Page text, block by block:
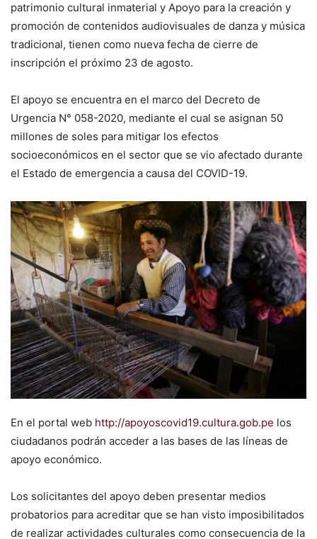
patrimonio cultural inmaterial y Apoyo para la creación y
promoción de contenidos audiovisuales de danza y música
tradicional, tienen como nueva fecha de cierre de
inscripción el próximo 23 de agosto.
El apoyo se encuentra en el marco del Decreto de
Urgencia N° 058-2020, mediante el cual se asignan 50
millones de soles para mitigar los efectos
socioeconómicos en el sector que se vio afectado durante
el Estado de emergencia a causa del COVID-19.
En el portal web http://apoyoscovid19.cultura.gob.pe los
ciudadanos podrán acceder a las bases de las líneas de
apoyo económico.
Los solicitantes del apoyo deben presentar medios
probatorios para acreditar que se han visto imposibilitados
de realizar actividades culturales como consecuencia de la